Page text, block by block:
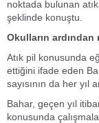
noktada bulunan
şeklinde konuştu.
Okulların
Atık pil konusunda
ettiğini ifade eden
sayısının da her yıl
Bahar, geçen yıl
konusunda